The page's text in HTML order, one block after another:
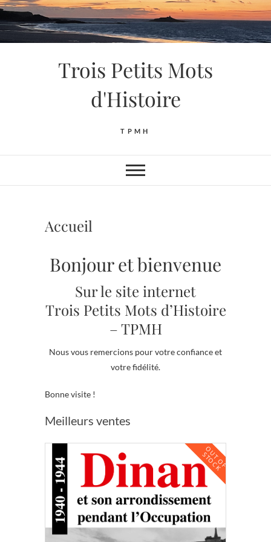
Skip
to
Trois Petits Mots
d'Histoire
TPMH
Accueil
Bonjour et bienvenue
Sur le site internet
Trois Petits Mots d’Histoire
– TPMH
Nous vous remercions pour votre confiance et
votre fidélité.
Bonne visite !
Meilleurs ventes
O
U
T
O
F
S
T
O
C
K